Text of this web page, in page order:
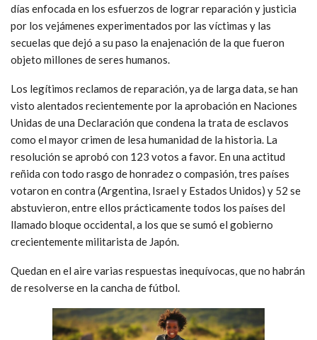
días enfocada en los esfuerzos de lograr reparación y justicia
por los vejámenes experimentados por las víctimas y las
secuelas que dejó a su paso la enajenación de la que fueron
objeto millones de seres humanos.
Los legítimos reclamos de reparación, ya de larga data, se han
visto alentados recientemente por la aprobación en Naciones
Unidas de una Declaración que condena la trata de esclavos
como el mayor crimen de lesa humanidad de la historia. La
resolución se aprobó con 123 votos a favor. En una actitud
reñida con todo rasgo de honradez o compasión, tres países
votaron en contra (Argentina, Israel y Estados Unidos) y 52 se
abstuvieron, entre ellos prácticamente todos los países del
llamado bloque occidental, a los que se sumó el gobierno
crecientemente militarista de Japón.
Quedan en el aire varias respuestas inequívocas, que no habrán
de resolverse en la cancha de fútbol.